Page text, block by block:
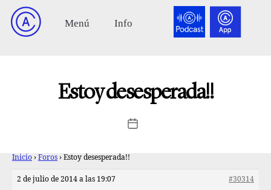
Estoy desesperada!!
Inicio › Foros › Estoy desesperada!!
2 de julio de 2014 a las 19:07
#30314